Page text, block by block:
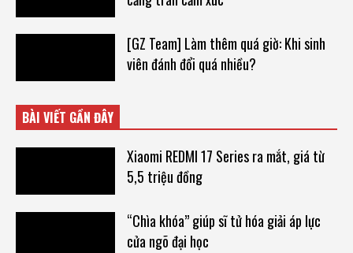
[GZ Team] Làm thêm quá giờ: Khi sinh
viên đánh đổi quá nhiều?
BÀI VIẾT GẦN ĐÂY
Xiaomi REDMI 17 Series ra mắt, giá từ
5,5 triệu đồng
“Chìa khóa” giúp sĩ tử hóa giải áp lực
cửa ngõ đại học